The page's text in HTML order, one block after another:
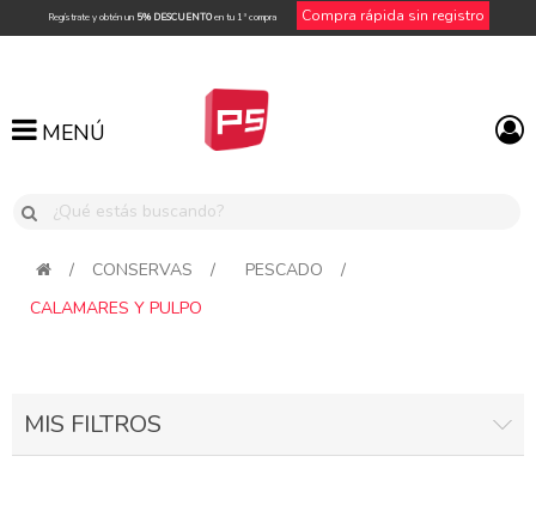
Regístrate y obtén un 5% DESCUENTOen tu 1ª compra Compra rápida sin registro
MENÚ
MENÚ
/ CONSERVAS / PESCADO
/
CALAMARES Y PULPO
MIS FILTROS